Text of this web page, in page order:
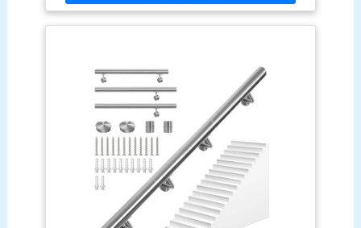
main courante mesure 300 cm de long, avec un
diamètre extérieur de 4,2 cm et un écart de 8 cm
âgées, aux enfants, aux femmes enceintes et à
toute personne à mobilité réduite. Son design
cylindrique ergonomique épouse la forme de la
main pour une prise en main plus confortable.
【Installation facile】Le kit comprend : 3 tube de
main courante, 5 supports, 15 vis et 1 manuel
d’installation détaillé. La rampe convient à
différents types de murs : brique, béton, bois ou
plaque de plâtre. Peu encombrante et simple à
installer — il suffit de marquer les points de
perçage, puis de fixer les supports pour terminer